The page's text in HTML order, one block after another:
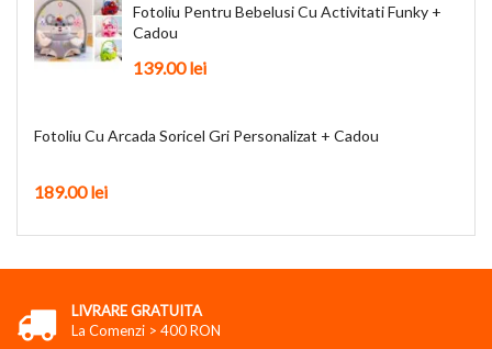
Fotoliu Pentru Bebelusi Cu Activitati Funky +
Cadou
139.00lei
Fotoliu Cu Arcada Soricel Gri Personalizat + Cadou
189.00lei
LIVRARE GRATUITA
La Comenzi > 400 RON